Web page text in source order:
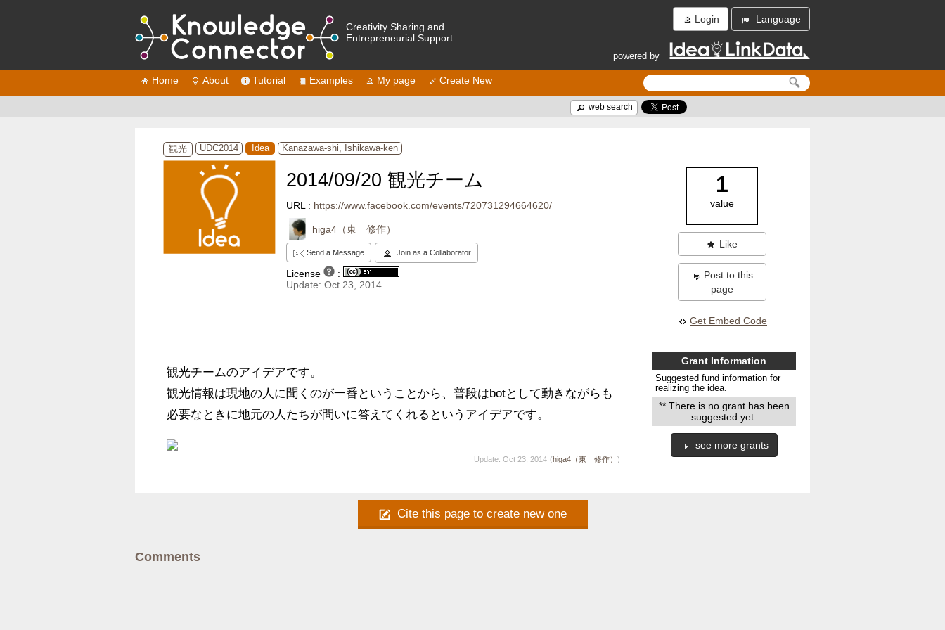
Creativity Sharing and
Entrepreneurial Support
Login Language
powered by
Home About Tutorial Examples My page Create New
web search
観光 UDC2014 Idea Kanazawa-shi, Ishikawa-ken
2014/09/20 観光チーム
URL : https://www.facebook.com/events/720731294664620/
higa4（東 修作）
Send a Message Join as a Collaborator
License
:
Update: Oct 23, 2014
1
value
Like
Post to this
page
Get Embed Code
観光チームのアイデアです。
観光情報は現地の人に聞くのが一番ということから、普段はbotとして動きながらも
必要なときに地元の人たちが問いに答えてくれるというアイデアです。
Update: Oct 23, 2014 (higa4（東 修作） )
Grant Information
Suggested fund information for
realizing the idea.
** There is no grant has been
suggested yet.
see more grants
Cite this page to create new one
Comments